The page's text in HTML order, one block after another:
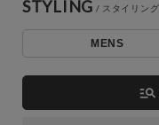
STYLING
MENS
manage_search